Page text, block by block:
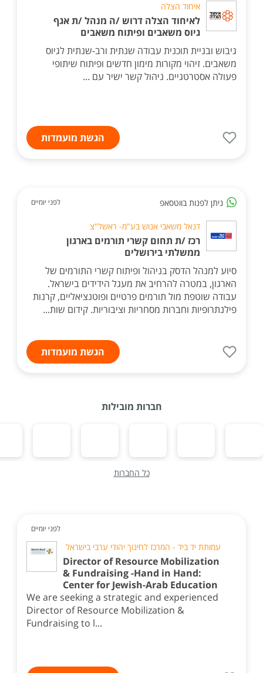
איחוד הצלה
לאיחוד הצלה דרוש /ה מנהל /ת אגף
גיוס משאבים ופיתוח משאבים
גיבוש ובניית תוכנית עבודה שנתית ורב-שנתית לגיוס
משאבים. זיהוי מקורות מימון חדשים ופיתוח שיתופי
פעולה אסטרטגיים. ניהול קשר ישיר עם ...
הגשת מועמדות
ניתן לפנות בווטסאפ לפני יומיים
דנאל משאבי אנוש בע"מ- ראשל"צ
רכז /ת תחום קשרי תורמים בארגון
ממשלתי בירושלים
סיוע למנהל הדסק בניהול ופיתוח קשרי התורמים של
הארגון, במטרה להרחיב את מעגל הידידים בישראל.
עבודה שוטפת מול תורמים פרטיים ופוטנציאליים, קרנות
פילנתרופיות וחברות מסחריות וציבוריות. קידום שות...
הגשת מועמדות
חברות מובילות
כל החברות
לפני יומיים
עמותת יד ביד - המרכז לחינוך יהודי ערבי בישראל
Director of Resource Mobilization
& Fundraising -Hand in Hand:
Center for Jewish-Arab Education
We are seeking a strategic and experienced
Director of Resource Mobilization &
Fundraising to l...